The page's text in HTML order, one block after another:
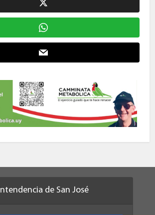
Intendencia de San José